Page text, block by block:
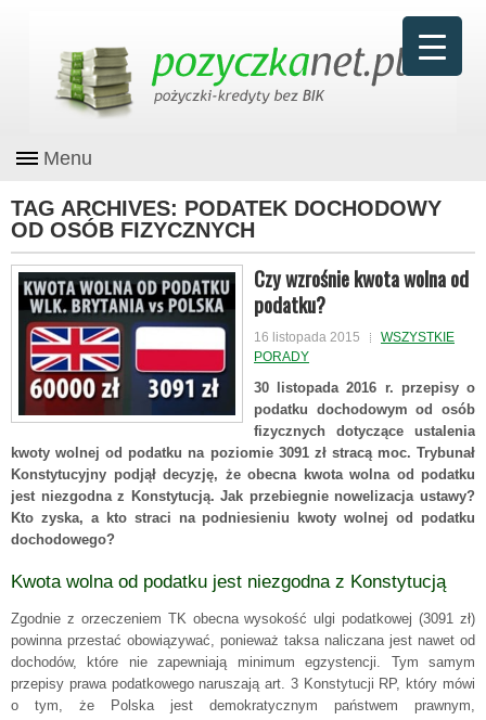
Menu
TAG ARCHIVES: PODATEK DOCHODOWY
OD OSÓB FIZYCZNYCH
Czy wzrośnie kwota wolna od
podatku?
16 listopada 2015
WSZYSTKIE
PORADY
30 listopada 2016 r. przepisy o
podatku dochodowym od osób
fizycznych dotyczące ustalenia
kwoty wolnej od podatku na poziomie 3091 zł stracą moc. Trybunał
Konstytucyjny podjął decyzję, że obecna kwota wolna od podatku
jest niezgodna z Konstytucją. Jak przebiegnie nowelizacja ustawy?
Kto zyska, a kto straci na podniesieniu kwoty wolnej od podatku
dochodowego?
Kwota wolna od podatku jest niezgodna z Konstytucją
Zgodnie z orzeczeniem TK obecna wysokość ulgi podatkowej (3091 zł)
powinna przestać obowiązywać, ponieważ taksa naliczana jest nawet od
dochodów, które nie zapewniają minimum egzystencji. Tym samym
przepisy prawa podatkowego naruszają art. 3 Konstytucji RP, który mówi
o tym, że Polska jest demokratycznym państwem prawnym,